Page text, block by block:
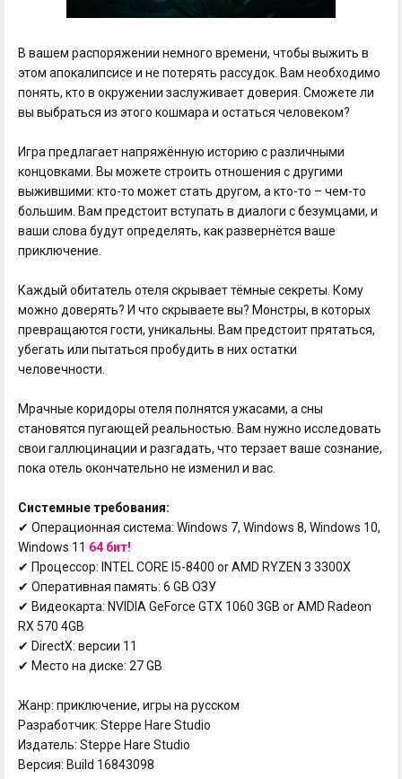
В вашем распоряжении немного времени, чтобы выжить в
этом апокалипсисе и не потерять рассудок. Вам необходимо
понять, кто в окружении заслуживает доверия. Сможете ли
вы выбраться из этого кошмара и остаться человеком?
Игра предлагает напряжённую историю с различными
концовками. Вы можете строить отношения с другими
выжившими: кто-то может стать другом, а кто-то – чем-то
большим. Вам предстоит вступать в диалоги с безумцами, и
ваши слова будут определять, как развернётся ваше
приключение.
Каждый обитатель отеля скрывает тёмные секреты. Кому
можно доверять? И что скрываете вы? Монстры, в которых
превращаются гости, уникальны. Вам предстоит прятаться,
убегать или пытаться пробудить в них остатки
человечности.
Мрачные коридоры отеля полнятся ужасами, а сны
становятся пугающей реальностью. Вам нужно исследовать
свои галлюцинации и разгадать, что терзает ваше сознание,
пока отель окончательно не изменил и вас.
Системные требования:
✔ Операционная система: Windows 7, Windows 8, Windows 10,
Windows 11 64 бит!
✔ Процессор: INTEL CORE I5-8400 or AMD RYZEN 3 3300X
✔ Оперативная память: 6 GB ОЗУ
✔ Видеокарта: NVIDIA GeForce GTX 1060 3GB or AMD Radeon
RX 570 4GB
✔ DirectX: версии 11
✔ Место на диске: 27 GB
Жанр: приключение, игры на русском
Разработчик: Steppe Hare Studio
Издатель: Steppe Hare Studio
Версия: Build 16843098